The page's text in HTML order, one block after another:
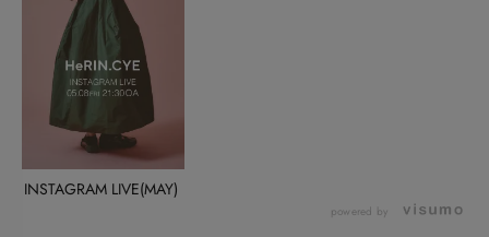
INSTAGRAM LIVE(MAY)
powered by